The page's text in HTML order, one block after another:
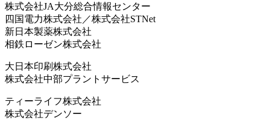
株式会社JA大分総合情報センター
四国電力株式会社／株式会社STNet
新日本製薬株式会社
相鉄ローゼン株式会社
大日本印刷株式会社
株式会社中部プラントサービス
ティーライフ株式会社
株式会社デンソー